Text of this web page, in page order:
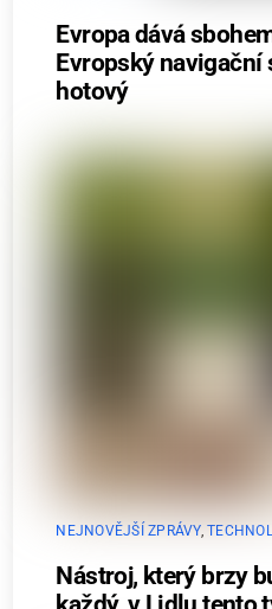
Evropa dává
Evropský navigační
hotový
NEJNOVĚJŠÍ ZPRÁVY,
Nástroj, který brzy